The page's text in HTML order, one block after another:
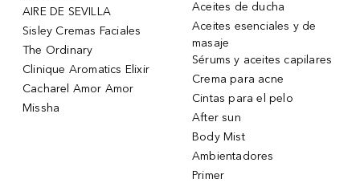
AIRE DE SEVILLA
Sisley Cremas Faciales
The Ordinary
Clinique Aromatics Elixir
Cacharel Amor Amor
Missha
Aceites de ducha
Aceites esenciales y de
masaje
Sérums y aceites capilares
Crema para acne
Cintas para el pelo
After sun
Body Mist
Ambientadores
Primer